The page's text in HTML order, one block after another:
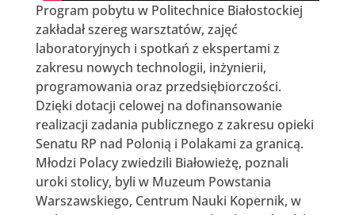
Program pobytu w Politechnice Białostockiej
zakładał szereg warsztatów, zajęć
laboratoryjnych i spotkań z ekspertami z
zakresu nowych technologii, inżynierii,
programowania oraz przedsiębiorczości.
Dzięki dotacji celowej na dofinansowanie
realizacji zadania publicznego z zakresu opieki
Senatu RP nad Polonią i Polakami za granicą.
Młodzi Polacy zwiedzili Białowieżę, poznali
uroki stolicy, byli w Muzeum Powstania
Warszawskiego, Centrum Nauki Kopernik, w